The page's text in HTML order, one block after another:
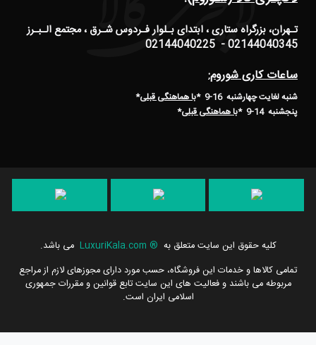
تـهران، بزرگراه ستاری ، ابتدای بـلوار فـردوس شـرق ، مجتمع الـبـرز
02144040345 - 02144040225
ساعات کاری شوروم:
شنبه لغایت چهارشنبه 16-9 * با هماهنگی قبلی*
پنجشنبه 14-9
*با هماهنگی قبلی*
کلیه حقوق این سایت متعلق به ®
LuxuriKala.com می باشد.
تمامی كالاها و خدمات این فروشگاه، حسب مورد دارای مجوزهای لازم از مراجع
مربوطه می باشند و فعالیت های این سایت تابع قوانین و مقررات جمهوری
اسلامی ایران است.